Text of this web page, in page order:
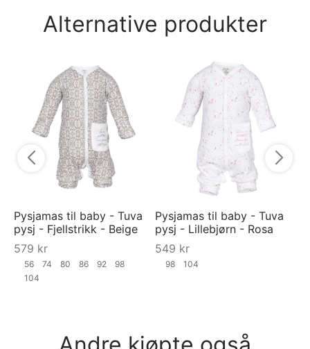
Alternative produkter
Pysjamas til baby - Tuva
pysj - Fjellstrikk - Beige
579 kr
56 74 80 86 92
98
104
Pysjamas til baby - Tuva
pysj - Lillebjørn - Rosa
549 kr
98 104